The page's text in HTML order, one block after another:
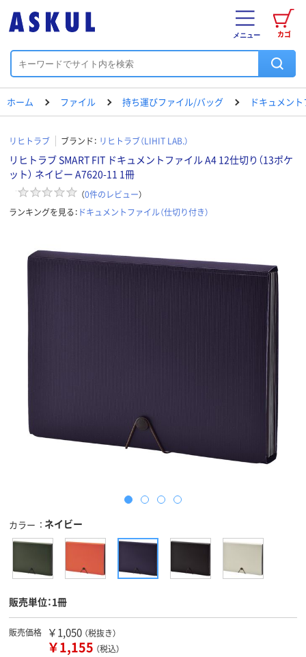
カゴ
メニュー
ホーム ファイル 持ち運びファイル/バッグ ドキュメント
リヒトラブ ブランド： リヒトラブ（LIHIT LAB.）
リヒトラブ SMART FIT ドキュメントファイル A4 12仕切り（13ポケ
ット） ネイビー A7620-11 1冊
（0件のレビュー）
ランキングを見る： ドキュメントファイル（仕切り付き）
カラー ネイビー
販売単位：1冊
販売価格 ￥1,050 （税抜き）
￥1,155 （税込）